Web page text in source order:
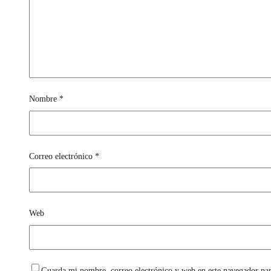
Nombre *
Correo electrónico *
Web